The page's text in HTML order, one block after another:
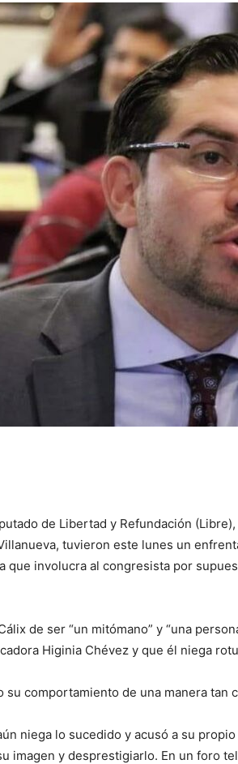
de Libertad y Refundación
tuvieron este lunes un
que involucra al congresista por
de ser “un mitómano” y “una
Higinia Chévez y que él niega
su comportamiento de una manera tan
niega lo sucedido y acusó a su
imagen y desprestigiarlo. En un foro